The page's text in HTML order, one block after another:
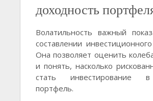
доходность
Волатильность важный
составлении
Она позволяет оценить
и понять, насколько
стать инвестирование
портфель.